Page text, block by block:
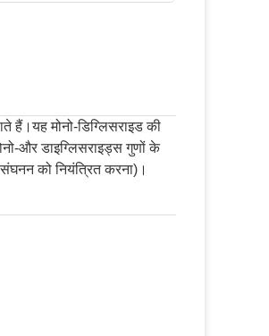
हैं।यह मोनो-डिग्लिसराइड की
और डाइग्लिसराइड्स गुणों के
को नियंत्रित करना)।